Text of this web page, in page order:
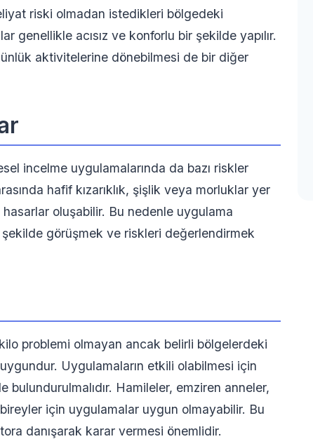
riski olmadan istedikleri bölgedeki
genellikle acısız ve konforlu bir şekilde yapılır.
aktivitelerine dönebilmesi de bir diğer
incelme uygulamalarında da bazı riskler
hafif kızarıklık, şişlik veya morluklar yer
oluşabilir. Bu nedenle uygulama
görüşmek ve riskleri değerlendirmek
problemi olmayan ancak belirli bölgelerdeki
Uygulamaların etkili olabilmesi için
Hamileler, emziren anneler,
için uygulamalar uygun olmayabilir. Bu
danışarak karar vermesi önemlidir.